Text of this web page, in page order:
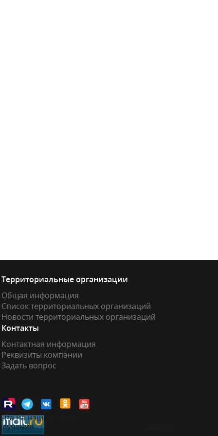
Территориальные организации
Общая информация
Список территориальных организаций
Новости территориальных организаций
Контакты
Контактная информация
Реквизиты компании
Задать вопрос
на нашем сайте.